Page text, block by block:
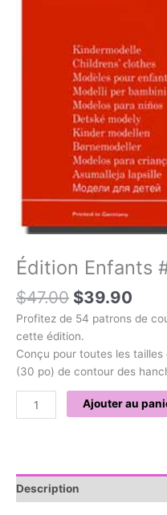
Édition Enfants
$47.00 $39.90
Profitez de 54 patrons de
cette édition.
Conçu pour toutes les
(30 po) de contour des
Ajouter au
Description